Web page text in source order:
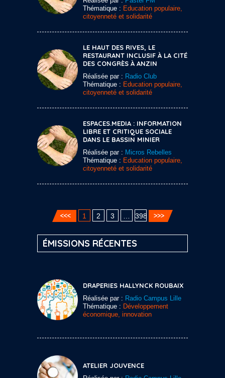
Thématique : Education populaire,
citoyenneté et solidarité
LE HAUT DES RIVES, LE
RESTAURANT INCLUSIF À LA CITÉ
DES CONGRÈS À ANZIN
Réalisée par : Radio Club
Thématique : Education populaire,
citoyenneté et solidarité
ESPACES.MEDIA : INFORMATION
LIBRE ET CRITIQUE SOCIALE
DANS LE BASSIN MINIER
Réalisée par : Micros Rebelles
Thématique : Education populaire,
citoyenneté et solidarité
1 2 3 398
ÉMISSIONS RÉCENTES
DRAPERIES HALLYNCK ROUBAIX
Réalisée par : Radio Campus Lille
Thématique : Développement
économique, innovation
ATELIER JOUVENCE